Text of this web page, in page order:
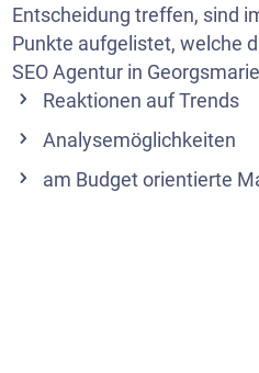
Entscheidung treffen, sind
Punkte aufgelistet, welche
SEO Agentur in
Reaktionen auf Trends
Analysemöglichkeiten
am Budget orientierte